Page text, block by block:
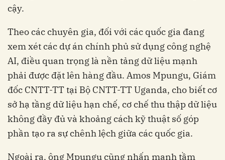
cậy.
Theo các chuyên gia, đối với các quốc gia đang
xem xét các dự án chính phủ sử dụng công nghệ
AI, điều quan trọng là nền tảng dữ liệu mạnh
phải được đặt lên hàng đầu. Amos Mpungu, Giám
đốc CNTT-TT tại Bộ CNTT-TT Uganda, cho biết cơ
sở hạ tầng dữ liệu hạn chế, cơ chế thu thập dữ liệu
không đầy đủ và khoảng cách kỹ thuật số góp
phần tạo ra sự chênh lệch giữa các quốc gia.
Ngoài ra, ông Mpungu cũng nhấn mạnh tầm